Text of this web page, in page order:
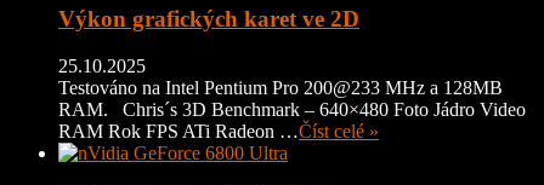
Výkon grafických karet ve 2D
25.10.2025
Testováno na Intel Pentium Pro 200@233 MHz a 128MB
RAM. Chris´s 3D Benchmark – 640×480 Foto Jádro Video
RAM Rok FPS ATi Radeon …Číst celé »